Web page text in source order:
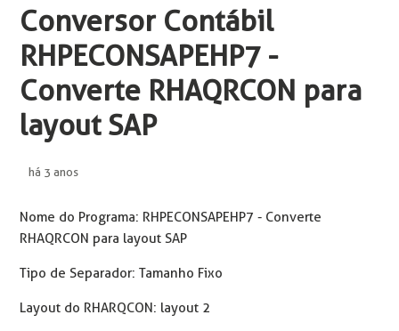
Conversor Contábil
RHPECONSAPEHP7 -
Converte RHAQRCON para
layout SAP
há 3 anos
Nome do Programa: RHPECONSAPEHP7 - Converte
RHAQRCON para layout SAP
Tipo de Separador: Tamanho Fixo
Layout do RHARQCON: layout 2